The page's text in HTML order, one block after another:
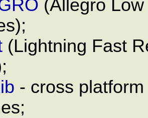
(Allegro
(Lightning Fast
- cross